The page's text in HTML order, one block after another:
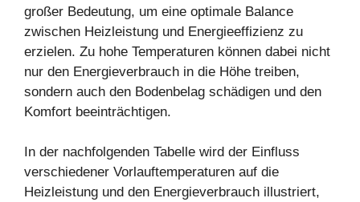
großer Bedeutung, um eine optimale Balance
zwischen Heizleistung und Energieeffizienz zu
erzielen. Zu hohe Temperaturen können dabei nicht
nur den Energieverbrauch in die Höhe treiben,
sondern auch den Bodenbelag schädigen und den
Komfort beeinträchtigen.
In der nachfolgenden Tabelle wird der Einfluss
verschiedener Vorlauftemperaturen auf die
Heizleistung und den Energieverbrauch illustriert,